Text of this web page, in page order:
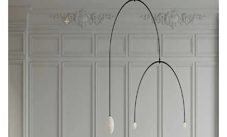
اسأل عن أقوى العروض
إنضم لعائله IDM
#بيتك_هيتحول_قصر